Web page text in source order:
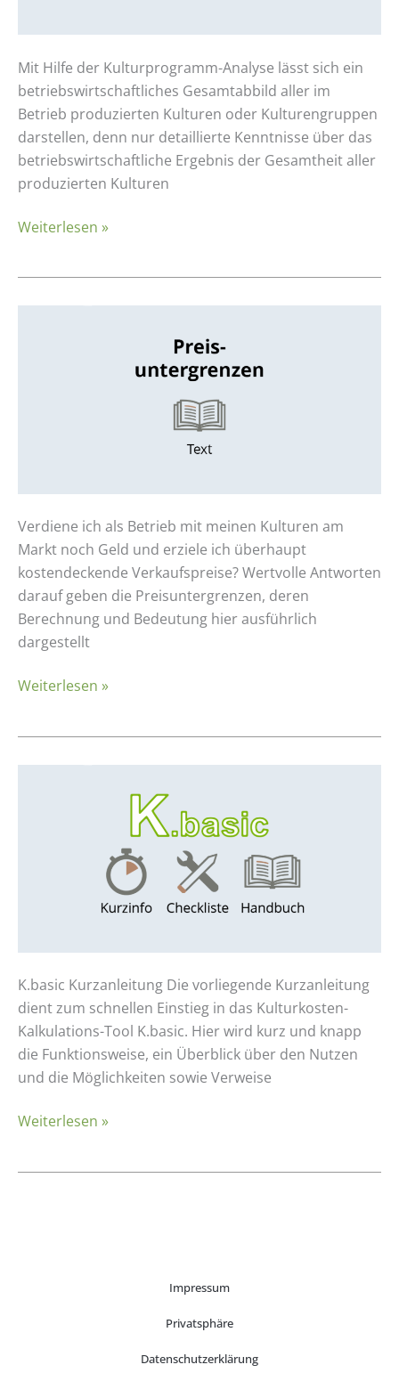
Mit Hilfe der Kulturprogramm-Analyse lässt sich ein
betriebswirtschaftliches Gesamtabbild aller im
Betrieb produzierten Kulturen oder Kulturengruppen
darstellen, denn nur detaillierte Kenntnisse über das
betriebswirtschaftliche Ergebnis der Gesamtheit aller
produzierten Kulturen
Weiterlesen »
Verdiene ich als Betrieb mit meinen Kulturen am
Markt noch Geld und erziele ich überhaupt
kostendeckende Verkaufspreise? Wertvolle Antworten
darauf geben die Preisuntergrenzen, deren
Berechnung und Bedeutung hier ausführlich
dargestellt
Weiterlesen »
K.basic Kurzanleitung Die vorliegende Kurzanleitung
dient zum schnellen Einstieg in das Kulturkosten-
Kalkulations-Tool K.basic. Hier wird kurz und knapp
die Funktionsweise, ein Überblick über den Nutzen
und die Möglichkeiten sowie Verweise
Weiterlesen »
Impressum
Privatsphäre
Datenschutzerklärung